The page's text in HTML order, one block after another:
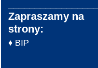
Zapraszamy na
strony:
♦ BIP